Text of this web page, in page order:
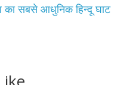
का सबसे आधुनिक हिन्दू घाट